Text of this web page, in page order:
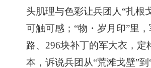
头肌理与色彩让兵团人“扎根
可触可感；“物・岁月印”里
路、296块补丁的军大衣，定
本，诉说兵团从“荒滩戈壁”到